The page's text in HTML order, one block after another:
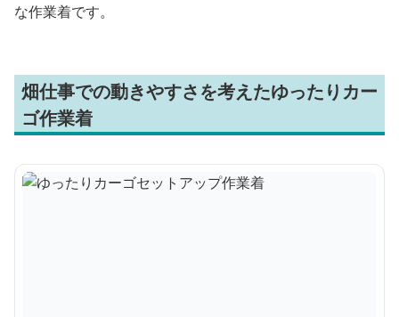
な作業着です。
畑仕事での動きやすさを考えたゆったりカー
ゴ作業着